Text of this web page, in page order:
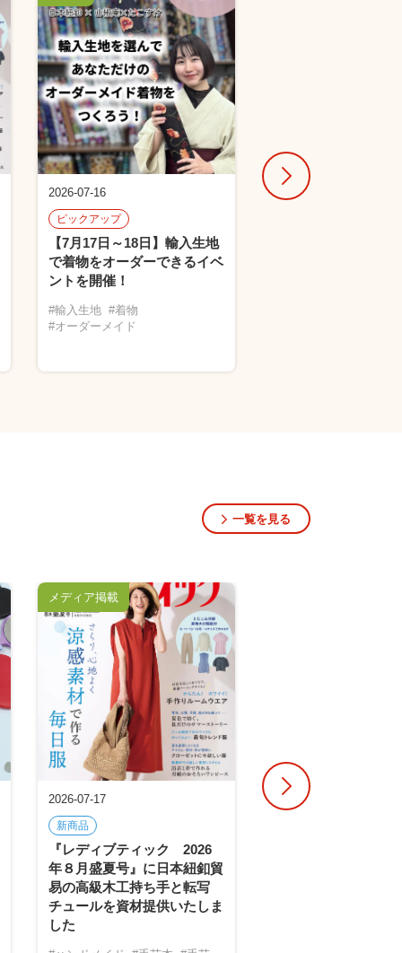
2026-07-16
ピックアップ
【7月17日～18日】輸入生地
で着物をオーダーできるイベ
ントを開催！
#輸入生地 #着物
#オーダーメイド
2026-07-15
一覧を見る
2026-07-17
新商品
『レディブティック 2026
年８月盛夏号』に日本紐釦貿
易の高級木工持ち手と転写
チュールを資材提供いたしま
した
メディア掲載
2026-07-14